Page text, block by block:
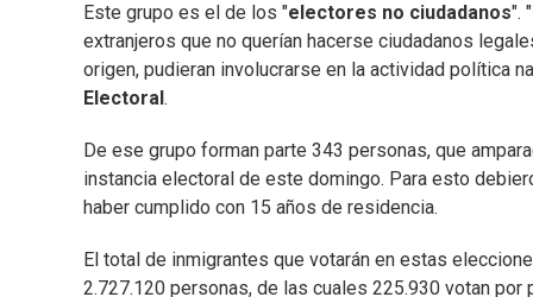
Este grupo es el de los "electores no ciudadanos".
extranjeros que no querían hacerse ciudadanos
origen, pudieran involucrarse en la actividad política
Electoral .
De ese grupo forman parte 343 personas, que
instancia electoral de este domingo. Para esto
haber cumplido con 15 años de residencia.
El total de inmigrantes que votarán en estas
2.727.120 personas, de las cuales 225.930 votan por